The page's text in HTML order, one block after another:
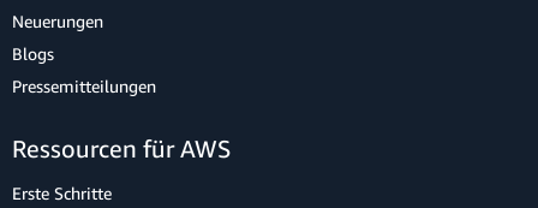
Neuerungen
Blogs
Pressemitteilungen
Ressourcen für AWS
Erste Schritte